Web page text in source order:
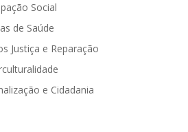
Social
de Saúde
Justiça e Reparação
e Cidadania